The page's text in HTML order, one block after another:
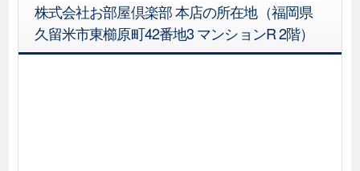
株式会社お部屋倶楽部 本店の所在地（福岡県
久留米市東櫛原町42番地3 マンションR 2階）